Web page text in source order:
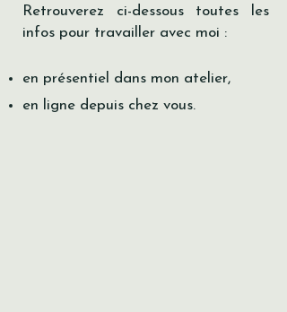
Retrouverez ci-dessous toutes les
infos pour travailler avec moi :
en présentiel dans mon atelier,
en ligne depuis chez vous.